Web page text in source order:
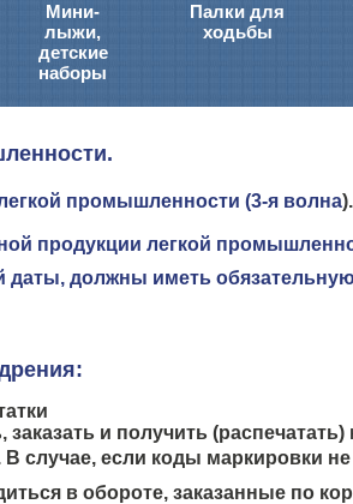
Мини-
лыжи,
детские
наборы
Палки для
ходьбы
промышленности (3-я волна).
продукции легкой
даты, должны иметь
и получить (распечатать)
В случае, если коды маркировки не
в обороте, заказанные по